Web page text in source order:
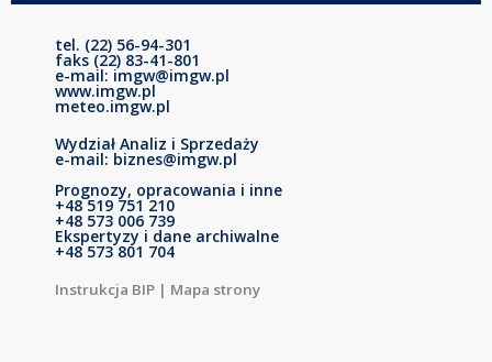
tel. (22) 56-94-301
faks (22) 83-41-801
e-mail: imgw@imgw.pl
www.imgw.pl
meteo.imgw.pl
Wydział Analiz i Sprzedaży
e-mail: biznes@imgw.pl
Prognozy, opracowania i inne
+48 519 751 210
+48 573 006 739
Ekspertyzy i dane archiwalne
+48 573 801 704
Instrukcja BIP | Mapa strony